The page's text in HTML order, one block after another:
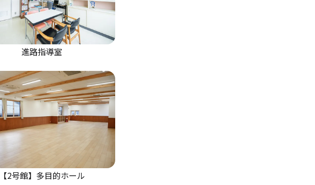
進路指導室
【2号館】多目的ホール